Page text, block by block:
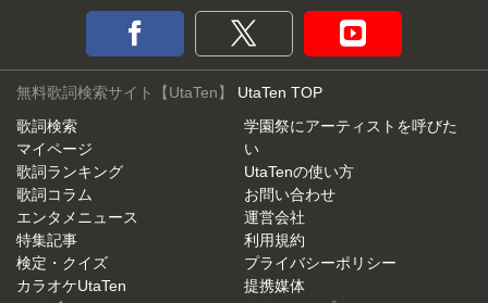
無料歌詞検索サイト【UtaTen】 UtaTen TOP
歌詞検索
マイページ
歌詞ランキング
歌詞コラム
エンタメニュース
特集記事
検定・クイズ
カラオケUtaTen
学園祭にアーティストを呼びた
い
UtaTenの使い方
お問い合わせ
運営会社
利用規約
プライバシーポリシー
提携媒体